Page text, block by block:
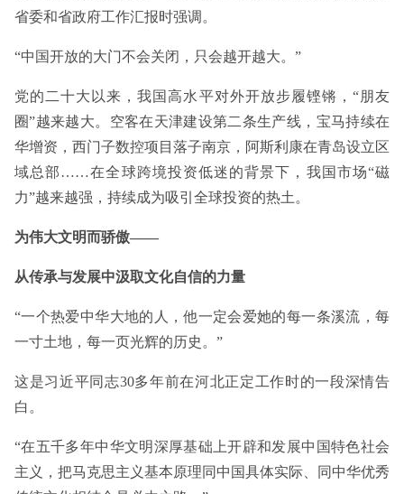
省委和省政府工作汇报时强调。
“中国开放的大门不会关闭，只会越开越大。”
党的二十大以来，我国高水平对外开放步履铿锵，“朋友
圈”越来越大。空客在天津建设第二条生产线，宝马持续在
华增资，西门子数控项目落子南京，阿斯利康在青岛设立区
域总部……在全球跨境投资低迷的背景下，我国市场“磁
力”越来越强，持续成为吸引全球投资的热土。
为伟大文明而骄傲——
从传承与发展中汲取文化自信的力量
“一个热爱中华大地的人，他一定会爱她的每一条溪流，每
一寸土地，每一页光辉的历史。”
这是习近平同志30多年前在河北正定工作时的一段深情告
白。
“在五千多年中华文明深厚基础上开辟和发展中国特色社会
主义，把马克思主义基本原理同中国具体实际、同中华优秀